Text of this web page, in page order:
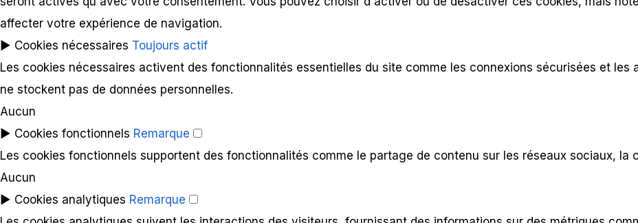
affecter votre expérience de navigation.
► Cookies nécessaires Toujours actif
Les cookies nécessaires activent des fonctionnalités essentielles du site comme les connexions sécurisées et les
ne stockent pas de données personnelles.
Aucun
► Cookies fonctionnels Remarque
Les cookies fonctionnels supportent des fonctionnalités comme le partage de contenu sur les réseaux sociaux, la
Aucun
► Cookies analytiques Remarque